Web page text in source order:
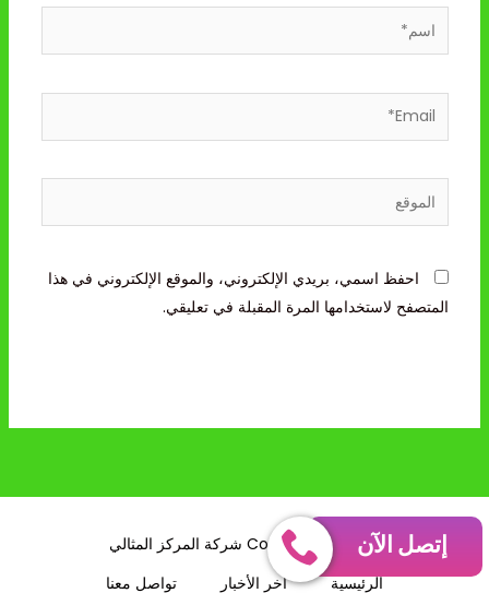
إتصل الآن
اسم*
Email*
الموقع
احفظ اسمي، بريدي الإلكتروني، والموقع الإلكتروني في هذا
المتصفح لاستخدامها المرة المقبلة في تعليقي.
Copyright © 2026 شركة المركز المثالي
الرئيسية
آخر الأخبار تواصل معنا